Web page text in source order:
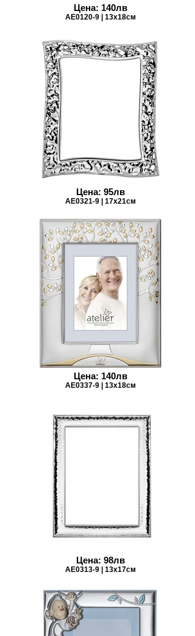
Цена: 140лв
AE0120-9 | 13x18см
Цена: 95лв
AE0321-9 | 17х21см
Цена: 140лв
AE0337-9 | 13x18см
Цена: 98лв
AE0313-9 | 13х17см